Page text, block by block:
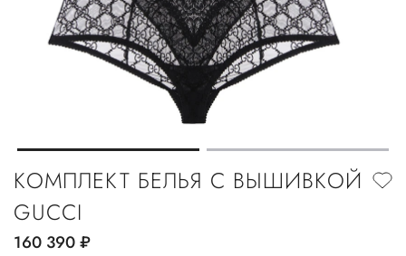
КОМПЛЕКТ БЕЛЬЯ С ВЫШИВКОЙ
GUCCI
160 390руб.